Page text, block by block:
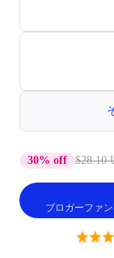
30% off $28.10
ブロガーファ